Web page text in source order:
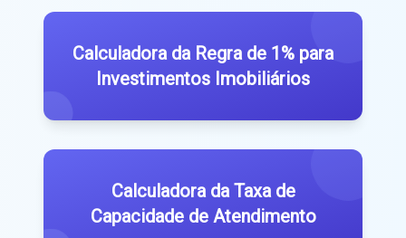
Calculadora da Regra de 1% para
Investimentos Imobiliários
Calculadora da Taxa de
Capacidade de Atendimento